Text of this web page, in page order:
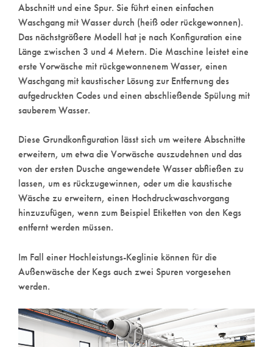
Abschnitt und eine Spur. Sie führt einen einfachen
Waschgang mit Wasser durch (heiß oder rückgewonnen).
Das nächstgrößere Modell hat je nach Konfiguration eine
Länge zwischen 3 und 4 Metern. Die Maschine leistet eine
erste Vorwäsche mit rückgewonnenem Wasser, einen
Waschgang mit kaustischer Lösung zur Entfernung des
aufgedruckten Codes und einen abschließende Spülung mit
sauberem Wasser.
Diese Grundkonfiguration lässt sich um weitere Abschnitte
erweitern, um etwa die Vorwäsche auszudehnen und das
von der ersten Dusche angewendete Wasser abfließen zu
lassen, um es rückzugewinnen, oder um die kaustische
Wäsche zu erweitern, einen Hochdruckwaschvorgang
hinzuzufügen, wenn zum Beispiel Etiketten von den Kegs
entfernt werden müssen.
Im Fall einer Hochleistungs-Keglinie können für die
Außenwäsche der Kegs auch zwei Spuren vorgesehen
werden.